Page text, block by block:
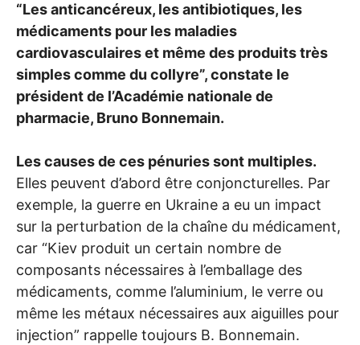
“Les anticancéreux, les antibiotiques, les
médicaments pour les maladies
cardiovasculaires et même des produits très
simples comme du collyre”, constate le
président de l’Académie nationale de
pharmacie, Bruno Bonnemain.
Les causes de ces pénuries sont multiples.
Elles peuvent d’abord être conjoncturelles. Par
exemple, la guerre en Ukraine a eu un impact
sur la perturbation de la chaîne du médicament,
car “Kiev produit un certain nombre de
composants nécessaires à l’emballage des
médicaments, comme l’aluminium, le verre ou
même les métaux nécessaires aux aiguilles pour
injection” rappelle toujours B. Bonnemain.